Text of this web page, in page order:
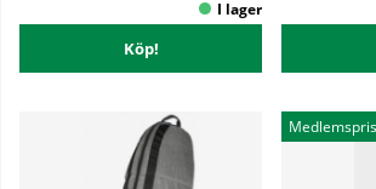
Köp!
Medlemspris